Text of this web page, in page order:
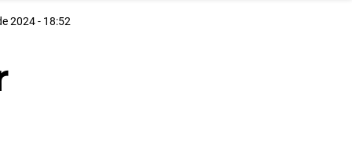
2024 - 18:52